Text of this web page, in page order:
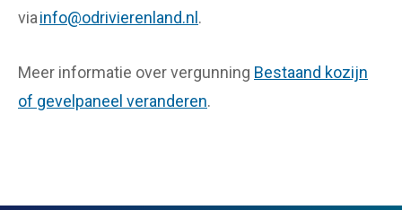
viainfo@odrivierenland.nl .
Meer informatie over vergunning Bestaand kozijn
of gevelpaneel veranderen.